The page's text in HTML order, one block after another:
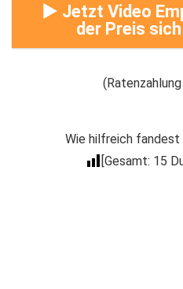
► Jetzt Video
der Preis
Wie hilfreich fandest
[Gesamt: 15